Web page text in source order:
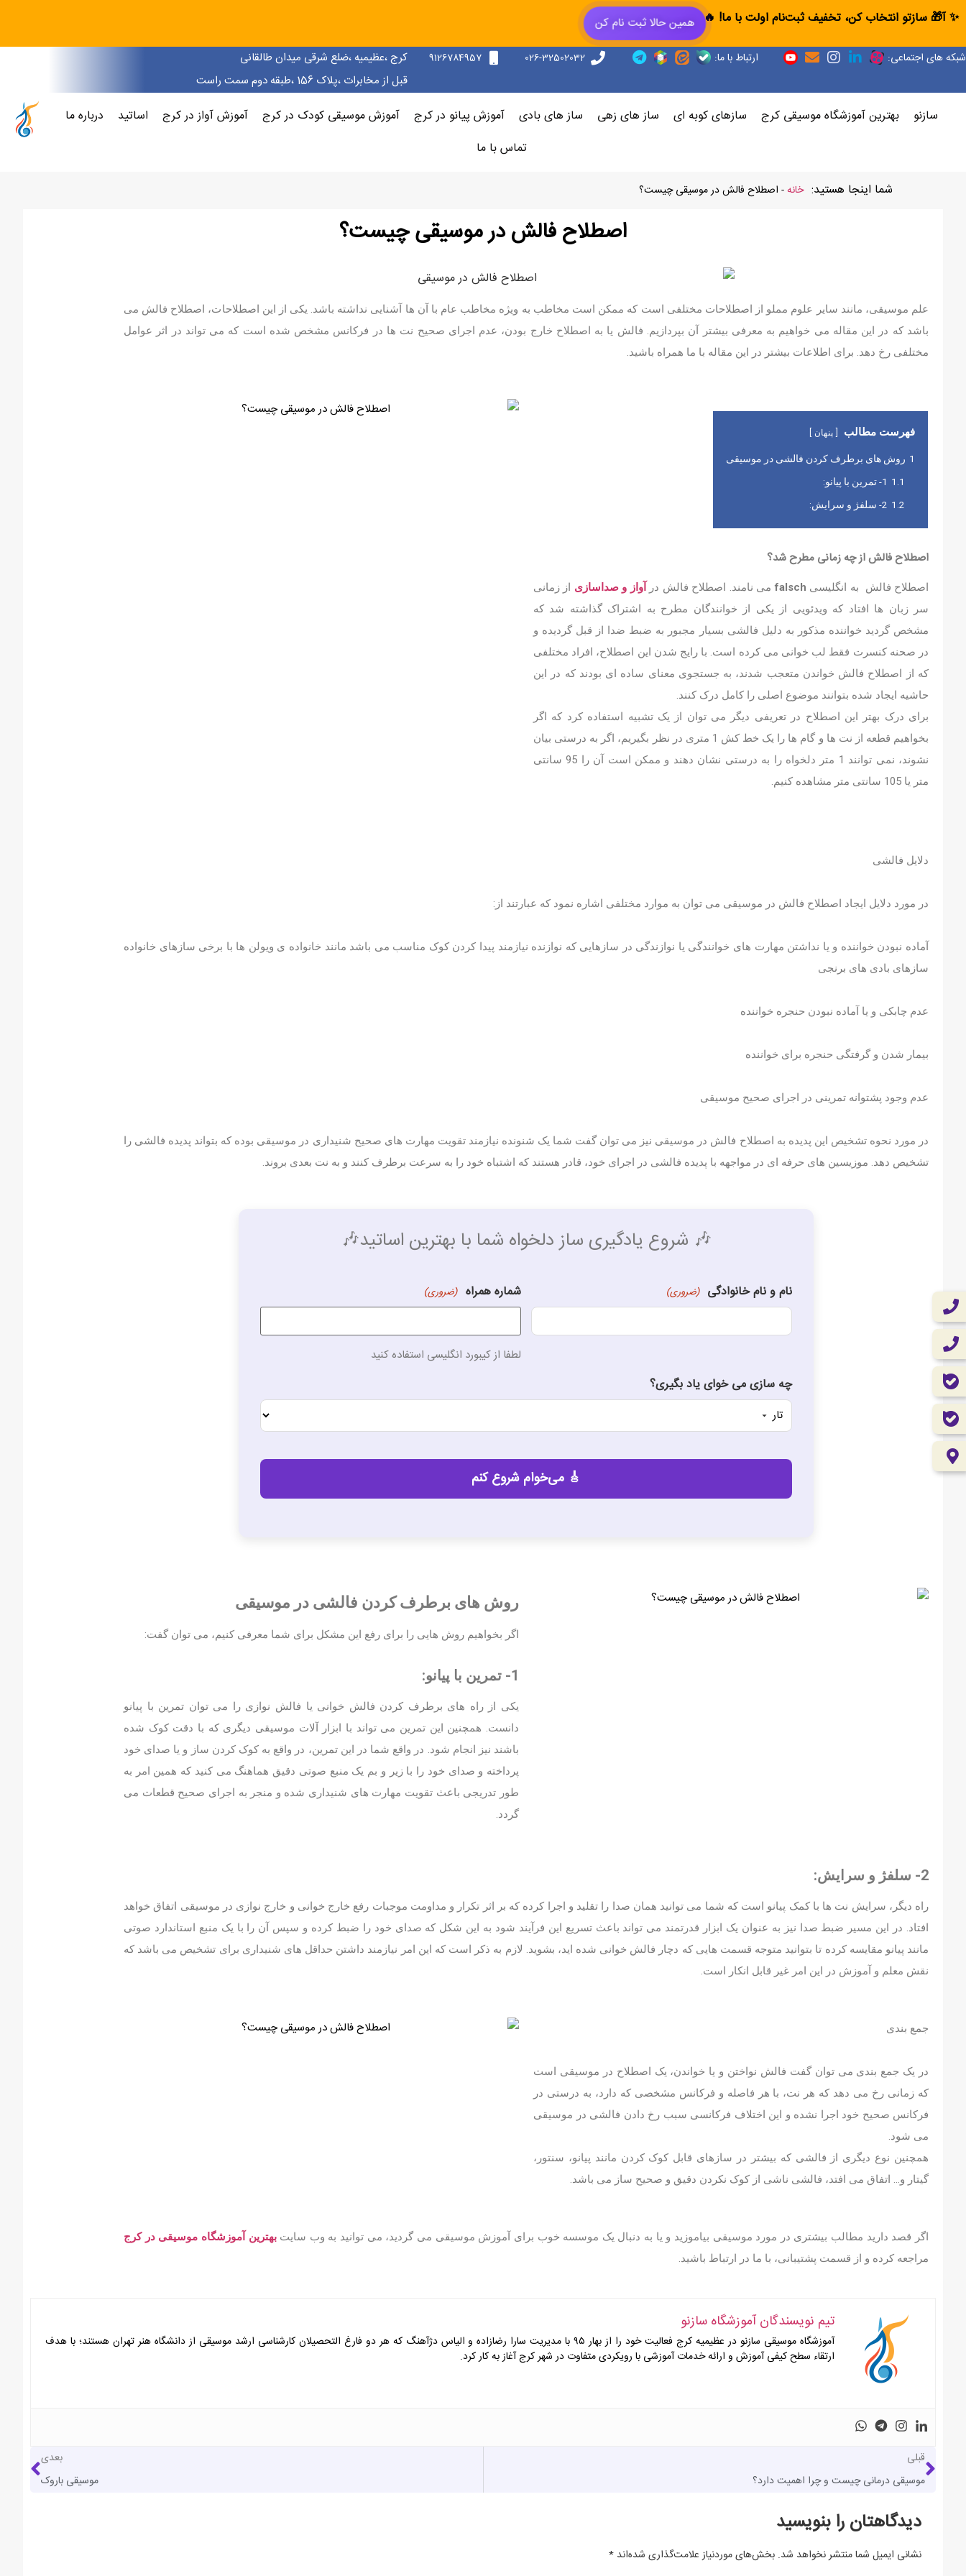
✨ آ🎁 سازتو انتخاب کن، تخفیف ثبت‌نام اولت با ما! 🔥 همین حالا ثبت نام کن
شبکه های اجتماعی: ارتباط با ما: 026-32502032
9126784957
کرج ،عظیمیه ،ضلع شرقی میدان طالقانی
قبل از مخابرات ،پلاک 156 ،طبقه دوم سمت راست
سازنو بهترین آموزشگاه موسیقی کرج سازهای کوبه ای ساز های زهی ساز های بادی آموزش پیانو در کرج آموزش موسیقی کودک در کرج آموزش آواز در کرج اساتید
درباره ما
تماس با ما
شما اینجا هستید: خانه- اصطلاح فالش در موسیقی چیست؟
اصطلاح فالش در موسیقی چیست؟
علم موسیقی، مانند سایر علوم مملو از اصطلاحات مختلفی است که ممکن است مخاطب به ویژه مخاطب عام با آن ها آشنایی نداشته باشد. یکی از این اصطلاحات، اصطلاح فالش می
باشد که در این مقاله می خواهیم به معرفی بیشتر آن بپردازیم. فالش یا به اصطلاح خارج بودن، عدم اجرای صحیح نت ها در فرکانس مشخص شده است که می تواند در اثر عوامل
مختلفی رخ دهد. برای اطلاعات بیشتر در این مقاله با ما همراه باشید.
فهرست مطالب پنهان
1 روش های برطرف کردن فالشی در موسیقی
1.1 1- تمرین با پیانو:
1.2 2- سلفژ و سرایش:
اصطلاح فالش از چه زمانی مطرح شد؟
اصطلاح فالش به انگلیسی falsch می نامند. اصطلاح فالش در آواز و صداسازی از زمانی
سر زبان ها افتاد که ویدئویی از یکی از خوانندگان مطرح به اشتراک گذاشته شد که
مشخص گردید خواننده مذکور به دلیل فالشی بسیار مجبور به ضبط ضدا از قبل گردیده و
در صحنه کنسرت فقط لب خوانی می کرده است. با رایج شدن این اصطلاح، افراد مختلفی
که از اصطلاح فالش خواندن متعجب شدند، به جستجوی معنای ساده ای بودند که در این
حاشیه ایجاد شده بتوانند موضوع اصلی را کامل درک کنند.
برای درک بهتر این اصطلاح در تعریفی دیگر می توان از یک تشبیه استفاده کرد که اگر
بخواهیم قطعه از نت ها و گام ها را یک خط کش 1 متری در نظر بگیریم، اگر به درستی بیان
نشوند، نمی توانند 1 متر دلخواه را به درستی نشان دهند و ممکن است آن را 95 سانتی
متر یا 105 سانتی متر مشاهده کنیم.
دلایل فالشی
در مورد دلایل ایجاد اصطلاح فالش در موسیقی می توان به موارد مختلفی اشاره نمود که عبارتند از:
آماده نبودن خواننده و یا نداشتن مهارت های خوانندگی یا نوازندگی در سازهایی که نوازنده نیازمند پیدا کردن کوک مناسب می باشد مانند خانواده ی ویولن ها با برخی سازهای خانواده
سازهای بادی های برنجی
عدم چابکی و یا آماده نبودن حنجره خواننده
بیمار شدن و گرفتگی حنجره برای خواننده
عدم وجود پشتوانه تمرینی در اجرای صحیح موسیقی
در مورد نحوه تشخیص این پدیده به اصطلاح فالش در موسیقی نیز می توان گفت شما یک شنونده نیازمند تقویت مهارت های صحیح شنیداری در موسیقی بوده که بتواند پدیده فالشی را
تشخیص دهد. موزیسین های حرفه ای در مواجهه با پدیده فالشی در اجرای خود، قادر هستند که اشتباه خود را به سرعت برطرف کنند و به نت بعدی بروند.
🎶 شروع یادگیری ساز دلخواه شما با بهترین اساتید🎶
نام و نام خانوادگی (ضروری) شماره همراه (ضروری)
لطفا از کیبورد انگلیسی استفاده کنید
چه سازی می خوای یاد بگیری؟
روش های برطرف کردن فالشی در موسیقی
اگر بخواهیم روش هایی را برای رفع این مشکل برای شما معرفی کنیم، می توان گفت:
1- تمرین با پیانو:
یکی از راه های برطرف کردن فالش خوانی یا فالش نوازی را می توان تمرین با پیانو
دانست. همچنین این تمرین می تواند با ابزار آلات موسیقی دیگری که با دقت کوک شده
باشند نیز انجام شود. در واقع شما در این تمرین، در واقع به کوک کردن ساز و یا صدای خود
پرداخته و صدای خود را با زیر و بم یک منبع صوتی دقیق هماهنگ می کنید که همین امر به
طور تدریجی باعث تقویت مهارت های شنیداری شده و منجر به اجرای صحیح قطعات می
گردد.
2- سلفژ و سرایش:
راه دیگر، سرایش نت ها با کمک پیانو است که شما می توانید همان صدا را تقلید و اجرا کرده که بر اثر تکرار و مداومت موجبات رفع خارج خوانی و خارج نوازی در موسیقی اتفاق خواهد
افتاد. در این مسیر ضبط صدا نیز به عنوان یک ابزار قدرتمند می تواند باعث تسریع این فرآیند شود به این شکل که صدای خود را ضبط کرده و سپس آن را با یک منبع استاندارد صوتی
مانند پیانو مقایسه کرده تا بتوانید متوجه قسمت هایی که دچار فالش خوانی شده اید، بشوید. لازم به ذکر است که این امر نیازمند داشتن حداقل های شنیداری برای تشخیص می باشد که
نقش معلم و آموزش در این امر غیر قابل انکار است.
جمع بندی
در یک جمع بندی می توان گفت فالش نواختن و یا خواندن، یک اصطلاح در موسیقی است
که زمانی رخ می دهد که هر نت، با هر فاصله و فرکانس مشخصی که دارد، به درستی در
فرکانس صحیح خود اجرا نشده و این اختلاف فرکانسی سبب رخ دادن فالشی در موسیقی
می شود.
همچنین نوع دیگری از فالشی که بیشتر در سازهای قابل کوک کردن مانند پیانو، سنتور،
گیتار و… اتفاق می افتد، فالشی ناشی از کوک نکردن دقیق و صحیح ساز می باشد.
اگر قصد دارید مطالب بیشتری در مورد موسیقی بیاموزید و یا به دنبال یک موسسه خوب برای آموزش موسیقی می گردید، می توانید به وب سایتبهترین آموزشگاه موسیقی در کرج
مراجعه کرده و از قسمت پشتیبانی، با ما در ارتباط باشید.
تیم نویسندگان آموزشگاه سازنو
آموزشگاه موسیقی سازنو در عظیمیه کرج فعالیت خود را از بهار ۹۵ با مدیریت سارا رضازاده و الیاس دژآهنگ که هر دو فارغ التحصیلان کارشناسی ارشد موسیقی از دانشگاه هنر تهران هستند؛ با هدف
ارتقاء سطح کیفی آموزش و ارائه خدمات آموزشی با رویکردی متفاوت در شهر کرج آغاز به کار کرد.
قبلی
موسیقی درمانی چیست و چرا اهمیت دارد؟
بعدی
موسیقی باروک
دیدگاهتان را بنویسید
نشانی ایمیل شما منتشر نخواهد شد. بخش‌های موردنیاز علامت‌گذاری شده‌اند *